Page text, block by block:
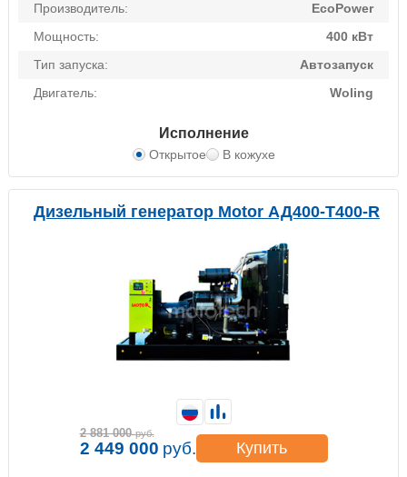
Производитель:
EcoPower
Мощность:
400 кВт
Тип запуска:
Автозапуск
Двигатель:
Woling
Исполнение
Открытое В кожухе
Дизельный генератор Motor АД400-Т400-R
2 881 000 руб.
2 449 000 руб. Купить